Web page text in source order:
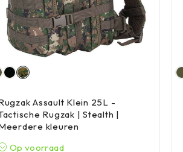
Assault Klein 25L -
Rugzak | Stealth |
kleuren
Op voorraad